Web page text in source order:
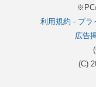
※PC
利用規約 - プラ
広告
(C)